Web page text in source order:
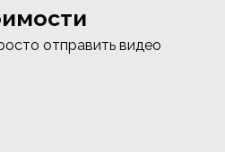
отправить видео